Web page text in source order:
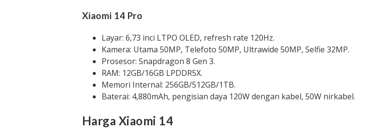
Xiaomi 14 Pro
Layar: 6,73 inci LTPO OLED, refresh rate 120Hz.
Kamera: Utama 50MP, Telefoto 50MP, Ultrawide 50MP, Selfie 32MP.
Prosesor: Snapdragon 8 Gen 3.
RAM: 12GB/16GB LPDDR5X.
Memori Internal: 256GB/512GB/1TB.
Baterai: 4,880mAh, pengisian daya 120W dengan kabel, 50W nirkabel.
Harga Xiaomi 14